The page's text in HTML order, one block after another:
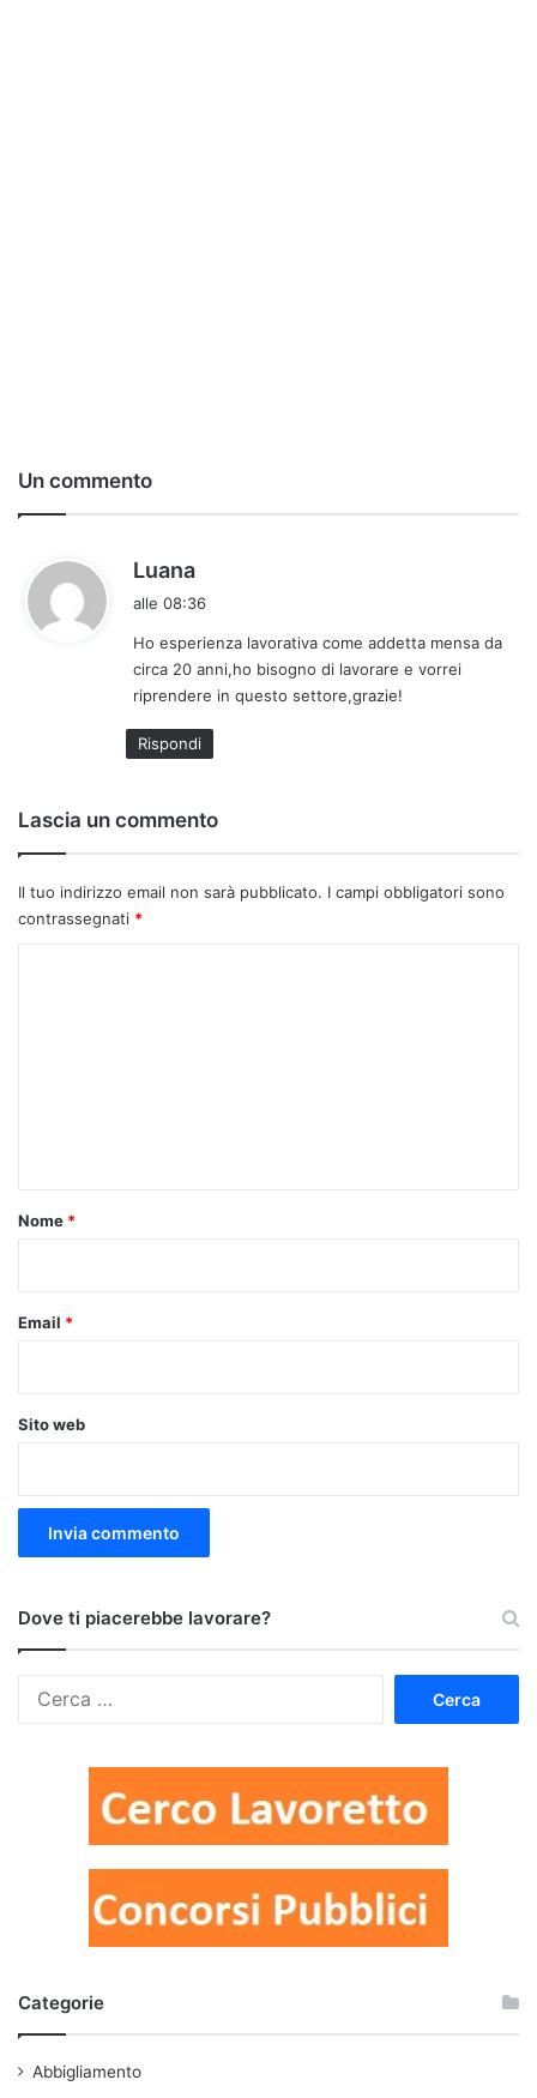
Un commento
Luana
a
e
t
t
o
:
alle 08:36
Ho esperienza lavorativa come addetta mensa da
circa 20 anni,ho bisogno di lavorare e vorrei
riprendere in questo settore,grazie!
Rispondi
Lascia un commento
Il tuo indirizzo email non sarà pubblicato. I campi obbligatori sono
contrassegnati *
o
Nome *
Email *
Sito web
Dove ti piacerebbe lavorare?
Categorie
Abbigliamento